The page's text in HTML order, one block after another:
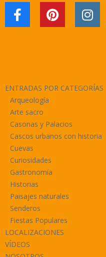
ENTRADAS POR CATEGORÍAS
Arqueología
Arte sacro
Casonas y Palacios
Cascos urbanos con historia
Cuevas
Curiosidades
Gastronomía
Historias
Paisajes naturales
Senderos
Fiestas Populares
LOCALIZACIONES
VÍDEOS